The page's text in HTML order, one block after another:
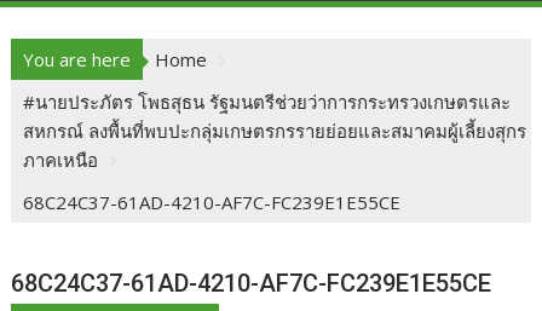
You are here
Home
#นายประภัตร โพธสุธน รัฐมนตรีช่วยว่าการกระทรวงเกษตรและ
สหกรณ์ ลงพื้นที่พบปะกลุ่มเกษตรกรรายย่อยและสมาคมผู้เลี้ยงสุกร
ภาคเหนือ
68C24C37-61AD-4210-AF7C-FC239E1E55CE
68C24C37-61AD-4210-AF7C-FC239E1E55CE